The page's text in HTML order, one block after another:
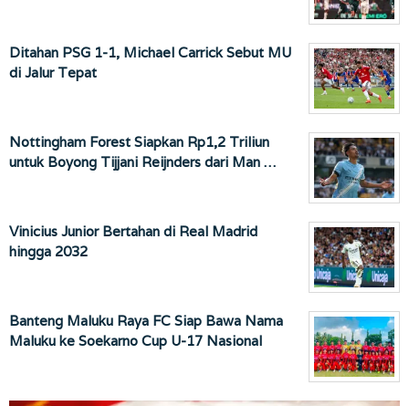
Ditahan PSG 1-1, Michael Carrick Sebut MU
di Jalur Tepat
Nottingham Forest Siapkan Rp1,2 Triliun
untuk Boyong Tijjani Reijnders dari Man …
Vinicius Junior Bertahan di Real Madrid
hingga 2032
Banteng Maluku Raya FC Siap Bawa Nama
Maluku ke Soekarno Cup U-17 Nasional